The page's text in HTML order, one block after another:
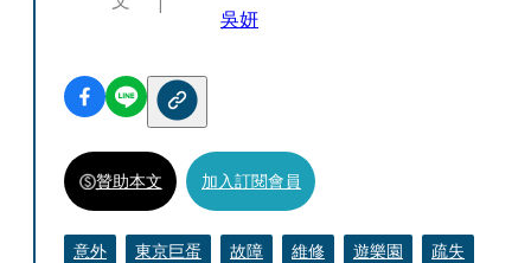
吳妍
贊助本文 加入訂閱會員
意外 東京巨蛋 故障 維修 遊樂園
疏失